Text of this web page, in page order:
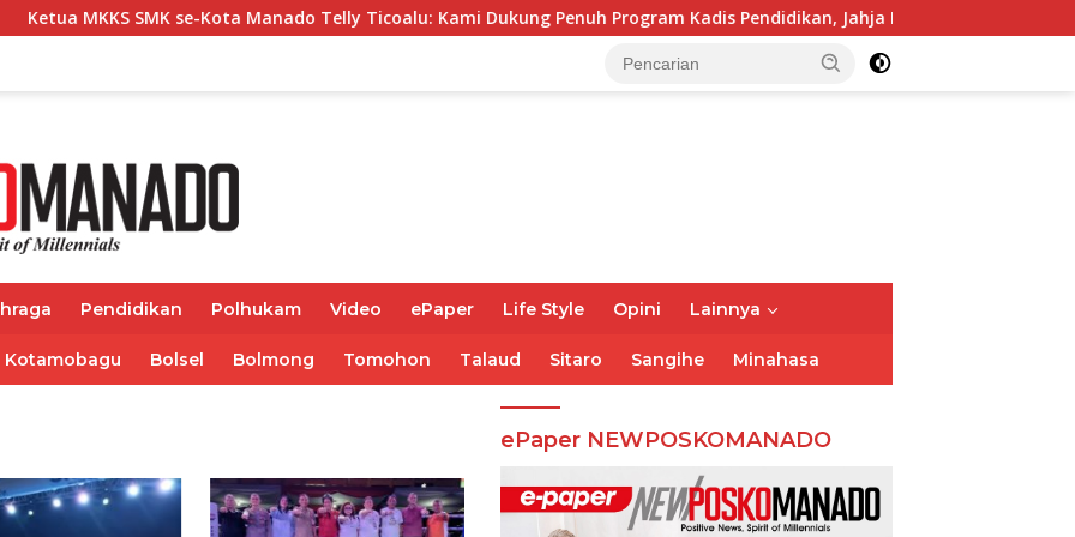
SMK se-Kota Manado Telly Ticoalu: Kami Dukung Penuh Program Kadis Pendidikan, Jahja Rondonuwu
Pendidikan Polhukam Video ePaper Life Style Opini Lainnya
Kotamobagu Bolsel Bolmong Tomohon Talaud Sitaro Sangihe Minahasa
ePaper NEWPOSKOMANADO